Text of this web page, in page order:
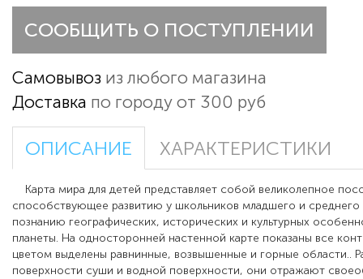
СООБЩИТЬ О ПОСТУПЛЕНИИ
Самовывоз из любого магазина
Доставка по городу от 300 руб
ОПИСАНИЕ ХАРАКТЕРИСТИКИ
Карта мира для детей представляет собой великолепное
способствующее развитию у школьников младшего и среднего
познанию географических, исторических и культурных
планеты. На односторонней настенной карте показаны все
цветом выделены равнинные, возвышенные и горные области..
поверхности суши и водной поверхности, они отражают